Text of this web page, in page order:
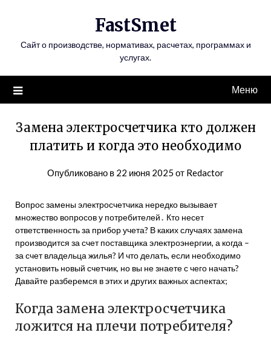
FastSmet
Сайт о производстве, нормативах, расчетах, программах и
услугах.
Меню
Замена электросчетчика кто должен
платить и когда это необходимо
Опубликовано в 22 июня 2025 от Redactor
Вопрос замены электросчетчика нередко вызывает
множество вопросов у потребителей․ Кто несет
ответственность за прибор учета? В каких случаях замена
производится за счет поставщика электроэнергии, а когда –
за счет владельца жилья? И что делать, если необходимо
установить новый счетчик, но вы не знаете с чего начать?
Давайте разберемся в этих и других важных аспектах;
Когда замена электросчетчика
ложится на плечи потребителя?